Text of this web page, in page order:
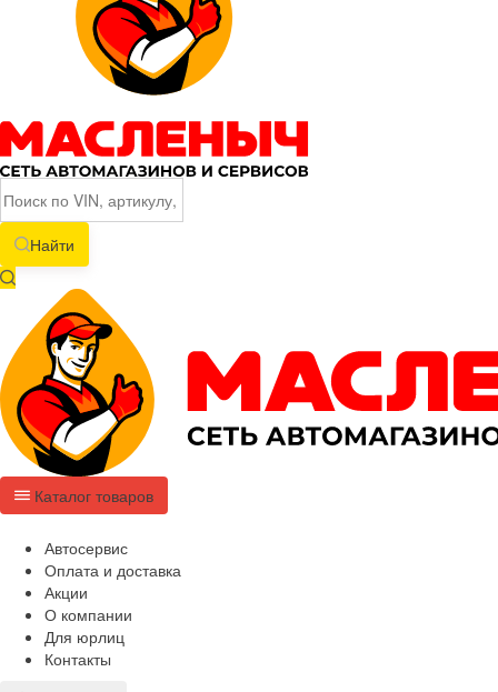
Найти
Каталог товаров
Автосервис
Оплата и доставка
Акции
О компании
Для юрлиц
Контакты